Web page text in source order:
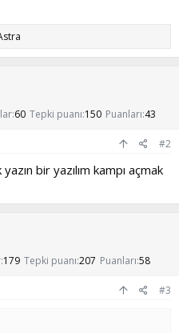
60 Tepki puanı 150 Puanları 43
#2
bir yazılım kampı açmak
179 Tepki puanı 207 Puanları 58
#3